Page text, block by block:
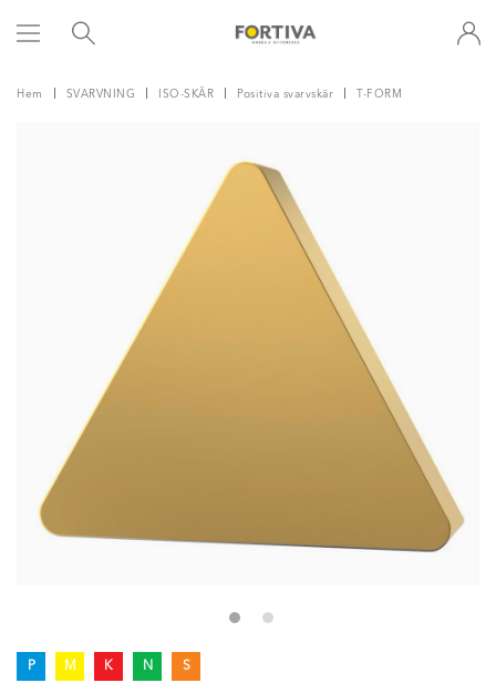
Hem SVARVNING ISO-SKÄR Positiva svarvskär T-FORM
P M K N S